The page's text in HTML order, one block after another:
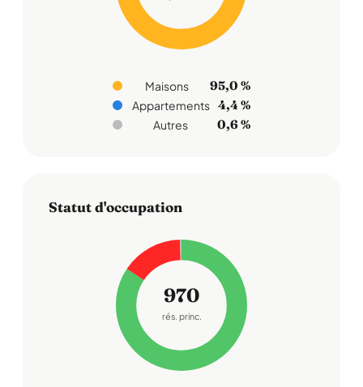
Maisons 95,0 %
Appartements 4,4 %
Autres 0,6 %
Statut d'occupation
970
rés. princ.